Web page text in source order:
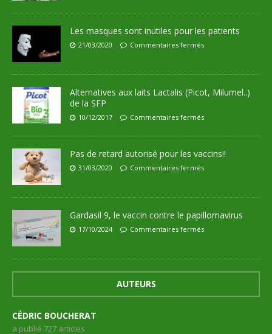
Les masques sont inutiles pour les patients
21/03/2020 Commentaires fermés
Alternatives aux laits Lactalis (Picot, Milumel..)
de la SFP
10/12/2017 Commentaires fermés
Pas de retard autorisé pour les vaccins!!
31/03/2020 Commentaires fermés
Gardasil 9, le vaccin contre le papillomavirus
17/10/2024 Commentaires fermés
AUTEURS
CÉDRIC BOUCHERAT
a publié 727 articles